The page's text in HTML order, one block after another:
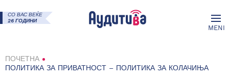
СО ВАС ВЕЌЕ
26 ГОДИНИ
MENI
ПОЧЕТНА
ПОЛИТИКА ЗА ПРИВАТНОСТ – ПОЛИТИКА ЗА КОЛАЧИЊА